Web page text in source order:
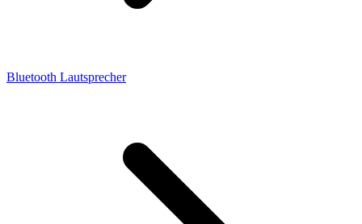
Bluetooth Lautsprecher